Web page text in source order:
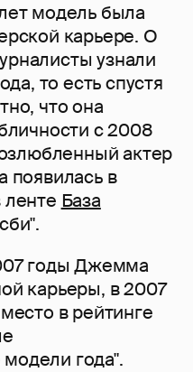
модель была
карьере. О
узнали
то есть спустя
что она
с 2008
актер
появилась в
ленте База
годы Джемма
карьеры, в 2007
в рейтинге
года".